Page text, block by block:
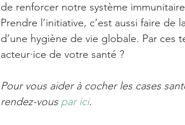
de renforcer notre système
Prendre l’initiative, c’est aussi faire
d’une hygiène de vie globale. Par ces
acteur·ice de votre santé ?
Pour vous aider à cocher les cases
rendez-vous par ici.